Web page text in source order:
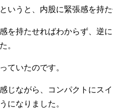
いうと、内股に緊張感を持た
を持たせればわからず、逆
。
ていたのです。
じながら、コンパクトにス
になりました。